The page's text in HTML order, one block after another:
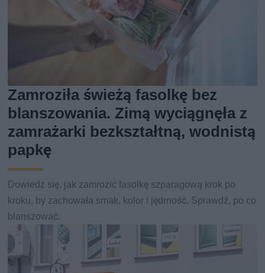
Zamroziła świeżą fasolkę bez
blanszowania. Zimą wyciągnęła z
zamrażarki bezkształtną, wodnistą
papkę
Dowiedz się, jak zamrozić fasolkę szparagową krok po
kroku, by zachowała smak, kolor i jędrność. Sprawdź, po co
blanszować.